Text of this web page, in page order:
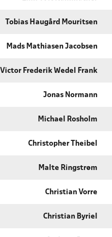
Tobias Haugård Mouritsen
Mads Mathiasen Jacobsen
Victor Frederik Wedel Frank
Jonas Normann
Michael Rosholm
Christopher Theibel
Malte Ringstrøm
Christian Vorre
Christian Byriel